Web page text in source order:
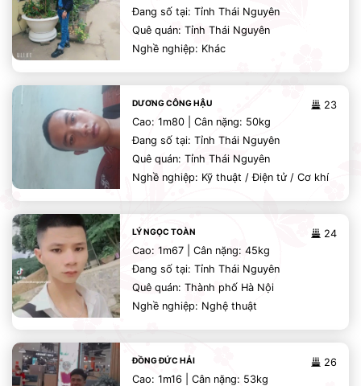
Đang số tại: Tỉnh Thái Nguyên
Quê quán: Tỉnh Thái Nguyên
Nghề nghiệp: Khác
23
DƯƠNG CÔNG HẬU
Cao: 1m80 | Cân nặng: 50kg
Đang số tại: Tỉnh Thái Nguyên
Quê quán: Tỉnh Thái Nguyên
Nghề nghiệp: Kỹ thuật / Điện tử / Cơ khí
24
LÝ NGỌC TOÀN
Cao: 1m67 | Cân nặng: 45kg
Đang số tại: Tỉnh Thái Nguyên
Quê quán: Thành phố Hà Nội
Nghề nghiệp: Nghệ thuật
26
ĐỒNG ĐỨC HẢI
Cao: 1m16 | Cân nặng: 53kg